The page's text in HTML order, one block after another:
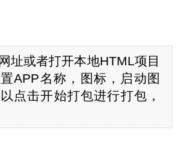
址或者打开本地HTML项目
APP名称，图标，启动图
点击开始打包进行打包，